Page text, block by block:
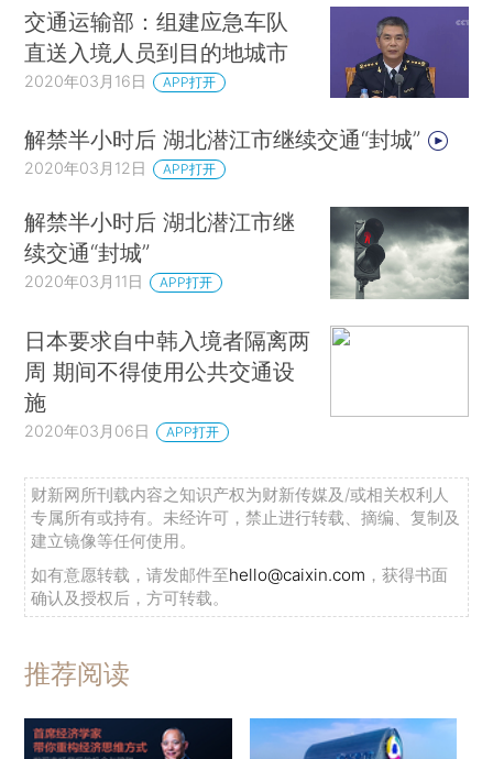
交通运输部：组建应急车队
直送入境人员到目的地城市
2020年03月16日 APP打开
解禁半小时后 湖北潜江市继续交通“封城”
2020年03月12日 APP打开
解禁半小时后 湖北潜江市继
续交通“封城”
2020年03月11日 APP打开
日本要求自中韩入境者隔离两
周 期间不得使用公共交通设
施
2020年03月06日 APP打开
财新网所刊载内容之知识产权为财新传媒及/或相关权利人
专属所有或持有。未经许可，禁止进行转载、摘编、复制及
建立镜像等任何使用。
如有意愿转载，请发邮件至hello@caixin.com ，获得书面
确认及授权后，方可转载。
推荐阅读